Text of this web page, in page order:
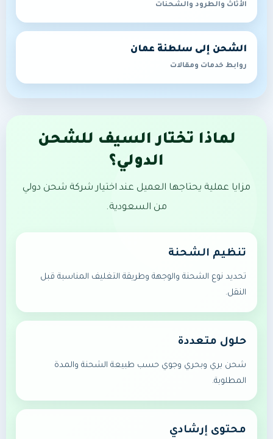
الأثاث والطرود والشحنات
الشحن إلى سلطنة عمان
روابط خدمات ومقالات
لماذا تختار السيف للشحن
الدولي؟
مزايا عملية يحتاجها العميل عند اختيار شركة شحن دولي
من السعودية.
تنظيم الشحنة
تحديد نوع الشحنة والوجهة وطريقة التغليف المناسبة قبل
النقل.
حلول متعددة
شحن بري وبحري وجوي حسب طبيعة الشحنة والمدة
المطلوبة.
محتوى إرشادي